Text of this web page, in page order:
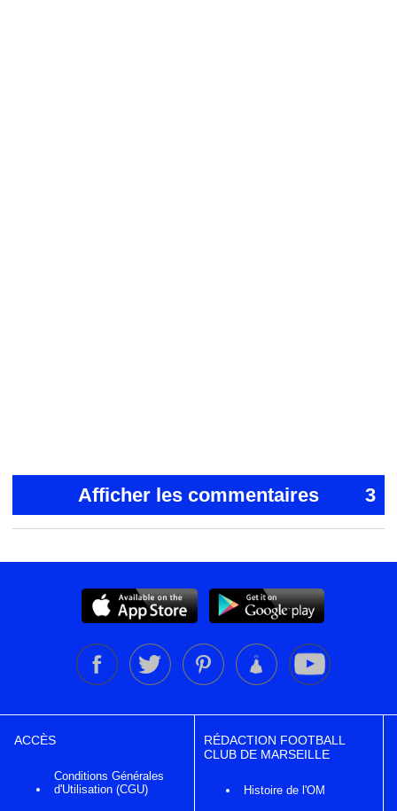
Afficher les commentaires 3
ACCÈS
Conditions Générales
d'Utilisation (CGU)
RÉDACTION FOOTBALL
CLUB DE MARSEILLE
Histoire de l'OM